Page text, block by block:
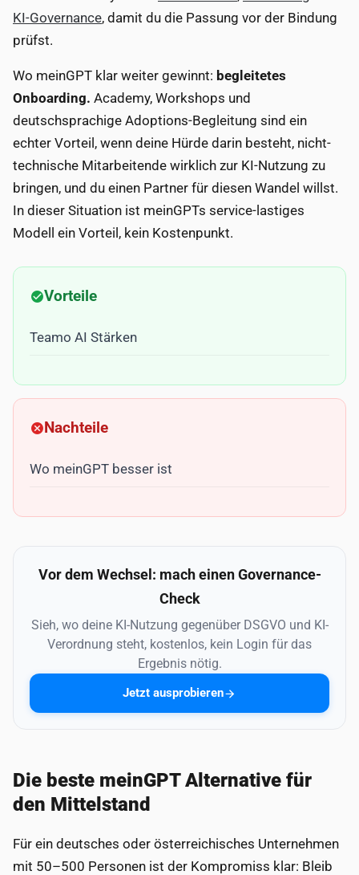
KI-Governance, damit du die Passung vor der Bindung
prüfst.
Wo meinGPT klar weiter gewinnt: begleitetes
Onboarding. Academy, Workshops und
deutschsprachige Adoptions-Begleitung sind ein
echter Vorteil, wenn deine Hürde darin besteht, nicht-
technische Mitarbeitende wirklich zur KI-Nutzung zu
bringen, und du einen Partner für diesen Wandel willst.
In dieser Situation ist meinGPTs service-lastiges
Modell ein Vorteil, kein Kostenpunkt.
Vorteile
Teamo AI Stärken
Nachteile
Wo meinGPT besser ist
Vor dem Wechsel: mach einen Governance-
Check
Sieh, wo deine KI-Nutzung gegenüber DSGVO und KI-
Verordnung steht, kostenlos, kein Login für das
Ergebnis nötig.
Jetzt ausprobieren
Die beste meinGPT Alternative für
den Mittelstand
Für ein deutsches oder österreichisches Unternehmen
mit 50–500 Personen ist der Kompromiss klar: Bleib